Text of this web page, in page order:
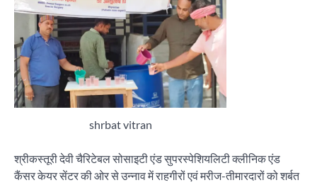
shrbat vitran
श्रीकस्तूरी देवी चैरिटेबल सोसाइटी एंड सुपरस्पेशियलिटी क्लीनिक एंड
कैंसर केयर सेंटर की ओर से उन्नाव में राहगीरों एवं मरीज-तीमारदारों को शर्बत